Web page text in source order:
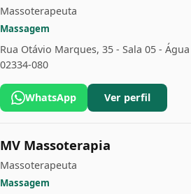
Massoterapeuta
Massagem
Rua Otávio Marques, 35 - Sala 05 -
02334-080
WhatsApp Ver perfil
MV Massoterapia
Massoterapeuta
Massagem